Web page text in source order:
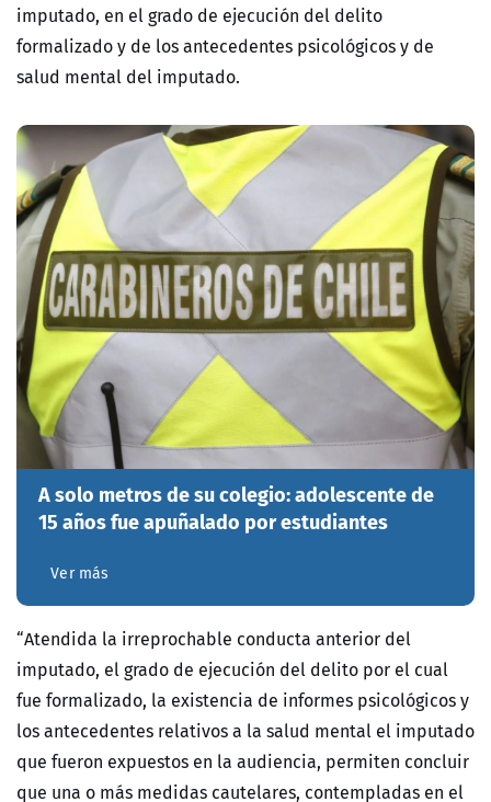
imputado, en el grado de ejecución del delito
formalizado y de los antecedentes psicológicos y de
salud mental del imputado.
A solo metros de su colegio: adolescente de
15 años fue apuñalado por estudiantes
Ver más
“Atendida la irreprochable conducta anterior del
imputado, el grado de ejecución del delito por el cual
fue formalizado, la existencia de informes psicológicos y
los antecedentes relativos a la salud mental el imputado
que fueron expuestos en la audiencia, permiten concluir
que una o más medidas cautelares, contempladas en el